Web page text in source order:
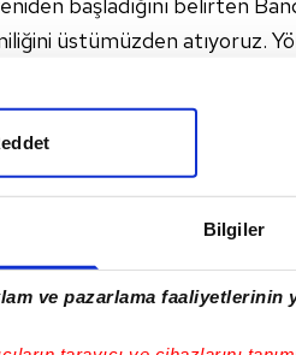
Bilgiler
ve pazarlama faaliyetlerinin
üstümüzden atıyoruz.
zorluğu birlikte aşacağız
başındayız.
ilçenin tüm dinamikleri
sahip çıkmaya devam etsin"